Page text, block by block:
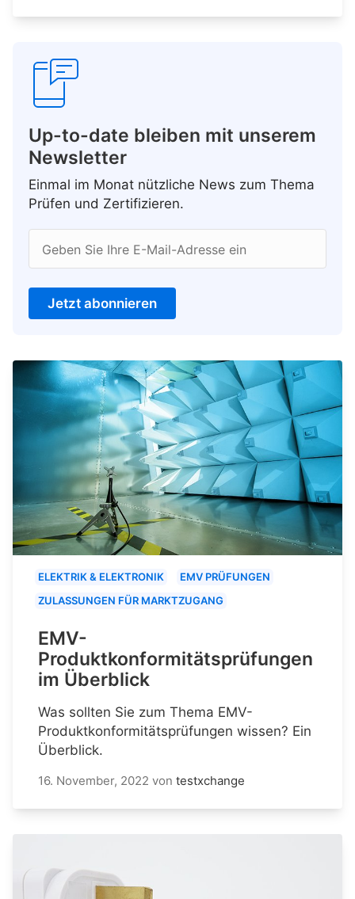
Up-to-date bleiben mit unserem
Newsletter
Einmal im Monat nützliche News zum Thema
Prüfen und Zertifizieren.
Geben Sie Ihre E-Mail-Adresse ein
Jetzt abonnieren
ELEKTRIK & ELEKTRONIK
EMV PRÜFUNGEN
ZULASSUNGEN FÜR MARKTZUGANG
EMV-
Produktkonformitätsprüfungen
im Überblick
Was sollten Sie zum Thema EMV-
Produktkonformitätsprüfungen wissen? Ein
Überblick.
16. November, 2022 von testxchange